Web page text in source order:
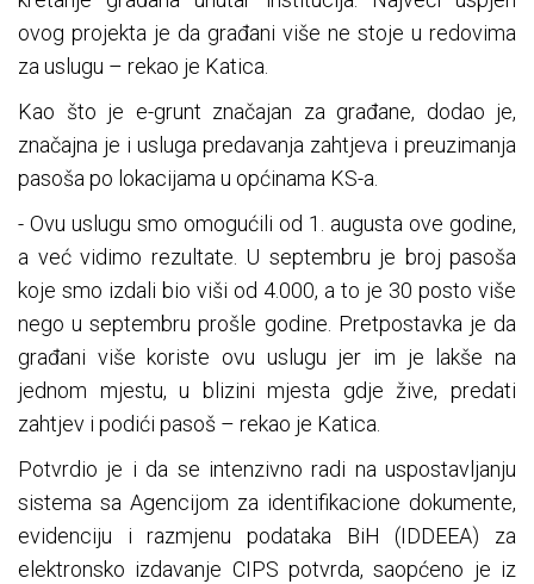
ovog projekta je da građani više ne stoje u redovima
za uslugu – rekao je Katica.
Kao što je e-grunt značajan za građane, dodao je,
značajna je i usluga predavanja zahtjeva i preuzimanja
pasoša po lokacijama u općinama KS-a.
- Ovu uslugu smo omogućili od 1. augusta ove godine,
a već vidimo rezultate. U septembru je broj pasoša
koje smo izdali bio viši od 4.000, a to je 30 posto više
nego u septembru prošle godine. Pretpostavka je da
građani više koriste ovu uslugu jer im je lakše na
jednom mjestu, u blizini mjesta gdje žive, predati
zahtjev i podići pasoš – rekao je Katica.
Potvrdio je i da se intenzivno radi na uspostavljanju
sistema sa Agencijom za identifikacione dokumente,
evidenciju i razmjenu podataka BiH (IDDEEA) za
elektronsko izdavanje CIPS potvrda, saopćeno je iz